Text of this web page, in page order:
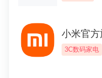
小米官
3C数码家电